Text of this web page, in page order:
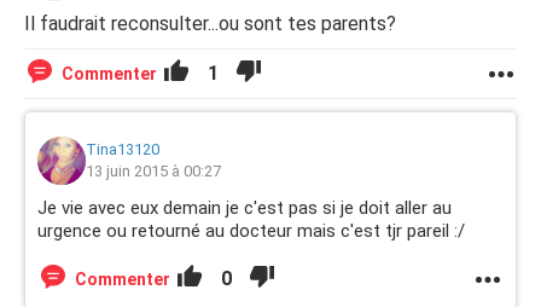
Il faudrait reconsulter...ou sont tes parents?
Commenter 1
Tina13120
13 juin 2015 à 00:27
Je vie avec eux demain je c'est pas si je doit aller au
urgence ou retourné au docteur mais c'est tjr pareil :/
Commenter 0